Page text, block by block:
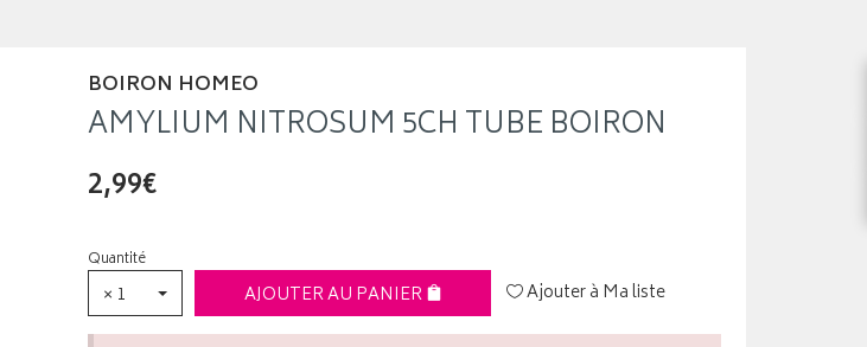
BOIRON HOMEO
AMYLIUM NITROSUM 5CH TUBE BOIRON
2,99€
Quantité
× 1 AJOUTER AU PANIER Ajouter à Ma liste